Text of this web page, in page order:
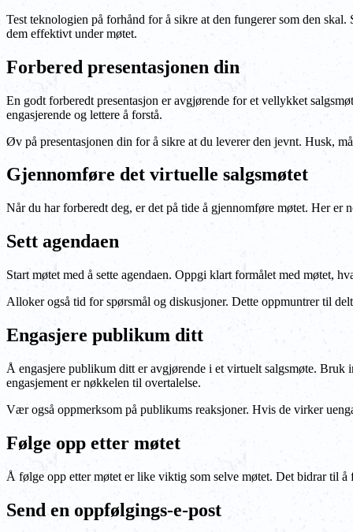
Test teknologien på forhånd for å sikre at den fungerer som den
dem effektivt under møtet.
Forbered presentasjonen din
En godt forberedt presentasjon er avgjørende for et vellykket
engasjerende og lettere å forstå.
Øv på presentasjonen din for å sikre at du leverer den jevnt. Husk,
Gjennomføre det virtuelle salgsmøtet
Når du har forberedt deg, er det på tide å gjennomføre møtet. Her
Sett agendaen
Start møtet med å sette agendaen. Oppgi klart formålet med møtet,
Alloker også tid for spørsmål og diskusjoner. Dette oppmuntrer til
Engasjere publikum ditt
Å engasjere publikum ditt er avgjørende i et virtuelt salgsmøte.
engasjement er nøkkelen til overtalelse.
Vær også oppmerksom på publikums reaksjoner. Hvis de virker
Følge opp etter møtet
Å følge opp etter møtet er like viktig som selve møtet. Det bidrar til å
Send en oppfølgings-e-post